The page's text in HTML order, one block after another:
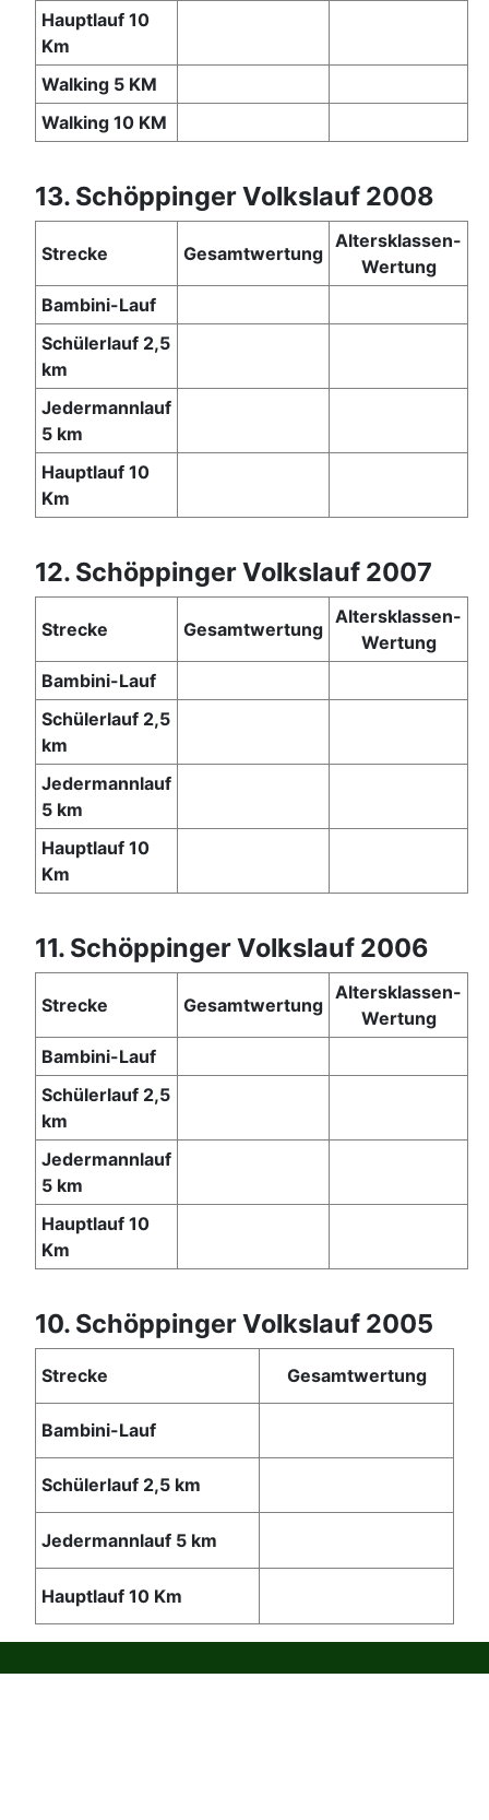
Hauptlauf 10
Km
Walking 5 KM
Walking 10 KM
13. Schöppinger Volkslauf 2008
Strecke Gesamtwertung
Altersklassen-
Wertung
Bambini-Lauf
Schülerlauf 2,5
km
Jedermannlauf
5 km
Hauptlauf 10
Km
12. Schöppinger Volkslauf 2007
Strecke Gesamtwertung
Altersklassen-
Wertung
Bambini-Lauf
Schülerlauf 2,5
km
Jedermannlauf
5 km
Hauptlauf 10
Km
11. Schöppinger Volkslauf 2006
Strecke Gesamtwertung
Altersklassen-
Wertung
Bambini-Lauf
Schülerlauf 2,5
km
Jedermannlauf
5 km
Hauptlauf 10
Km
10. Schöppinger Volkslauf 2005
Strecke Gesamtwertung
Bambini-Lauf
Schülerlauf 2,5 km
Jedermannlauf 5 km
Hauptlauf 10 Km